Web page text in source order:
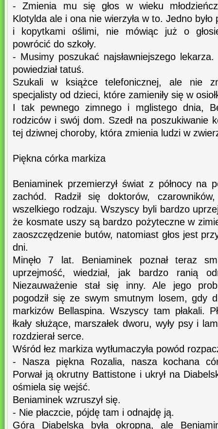
- Zmienia mu się głos w wieku
Klotylda ale i ona nie wierzyła w to. Jedno
i kopytkami oślimi, nie mówiąc już o
powrócić do szkoły.
- Musimy poszukać najsławniejszego
powiedział tatuś.
Szukali w książce telefonicznej, ale nie
specjalisty od dzieci, które zamieniły się w
I tak pewnego zimnego i mglistego dnia,
rodziców i swój dom. Szedł na poszukiwanie
tej dziwnej choroby, która zmienia ludzi w
Piękna córka markiza
Beniaminek przemierzył świat z północy na
zachód. Radził się doktorów,
wszelkiego rodzaju. Wszyscy byli bardzo
że kosmate uszy są bardzo pożyteczne w
zaoszczędzenie butów, natomiast głos jest
dni.
Minęło 7 lat. Beniaminek poznał teraz
uprzejmość, wiedział, jak bardzo ranią
Niezauważenie stał się inny. Ale jego
pogodził się ze swym smutnym losem, gdy
markizów Bellaspina. Wszyscy tam płakali.
łkały służące, marszałek dworu, wyły psy i
rozdzierał serce.
Wśród łez markiza wytłumaczyła powód
- Nasza piękna Rozalia, nasza kochana
Porwał ją okrutny Battistone i ukrył na
ośmiela się wejść.
Beniaminek wzruszył się.
- Nie płaczcie, pójdę tam i odnajdę ją.
Góra Diabelska była okropna, ale